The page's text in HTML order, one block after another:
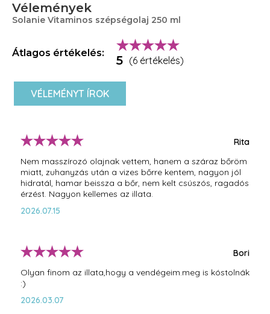
során
E-vitamin összetevőjével erős antioxidáns hatású,
C-vitamin komponense nem csak antioxidáns, hanem
hatékonyan fokozza a bőr immunitását
A benne található körömvirág kivonat regeneráló és
Vélemények
Solanie Vitaminos szépségolaj 250 ml
Átlagos értékelés:
5 (6 értékelés)
VÉLEMÉNYT ÍROK
Rita
Nem masszírozó olajnak vettem, hanem a száraz bőröm
miatt, zuhanyzás után a vizes bőrre kentem, nagyon jól
hidratál, hamar beissza a bőr, nem kelt csúszós, ragadós
érzést. Nagyon kellemes az illata.
2026.07.15
Bori
Olyan finom az illata,hogy a vendégeim.meg is kóstolnák
:)
2026.03.07